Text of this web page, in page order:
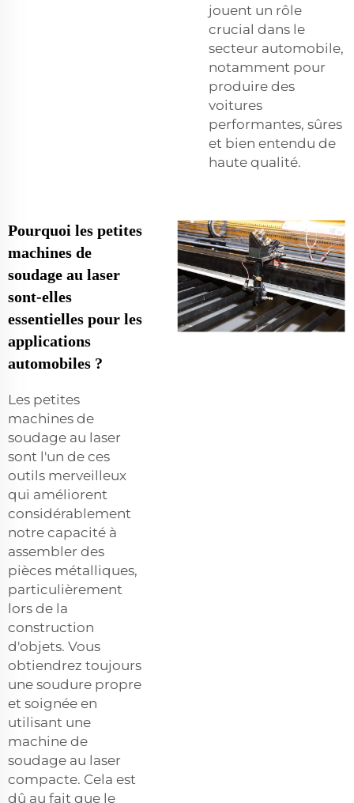
jouent un rôle
crucial dans le
secteur automobile,
notamment pour
produire des
voitures
performantes, sûres
et bien entendu de
haute qualité.
Pourquoi les petites
machines de
soudage au laser
sont-elles
essentielles pour les
applications
automobiles ?
Les petites
machines de
soudage au laser
sont l'un de ces
outils merveilleux
qui améliorent
considérablement
notre capacité à
assembler des
pièces métalliques,
particulièrement
lors de la
construction
d'objets. Vous
obtiendrez toujours
une soudure propre
et soignée en
utilisant une
machine de
soudage au laser
compacte. Cela est
dû au fait que le